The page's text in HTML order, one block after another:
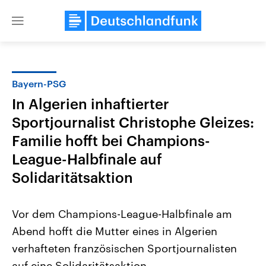
Close
2026
Alle Informationen
Sachsen-Anhalt wählt am 6.
September 2026 einen neuen
Landtag. Seit 2021 wird das
Bundesland von einer Koalition aus
Aktuelle Beiträge,
Hintergründe
Wirtschaftlich und
gehören die Vereinigten
den mächtigsten Ländern
Bayern-PSG
In Algerien inhaftierter
Sportjournalist Christophe Gleizes:
Familie hofft bei Champions-
League-Halbfinale auf
Solidaritätsaktion
Vor dem Champions-League-Halbfinale am
Abend hofft die Mutter eines in Algerien
verhafteten französischen Sportjournalisten